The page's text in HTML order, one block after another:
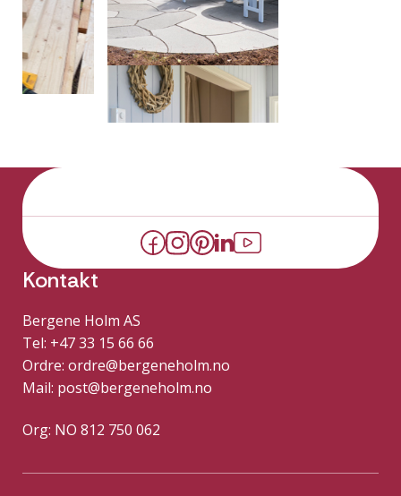
Kontakt
Bergene Holm AS
Tel: +47 33 15 66 66
Ordre: ordre@bergeneholm.no
Mail: post@bergeneholm.no
Org: NO 812 750 062